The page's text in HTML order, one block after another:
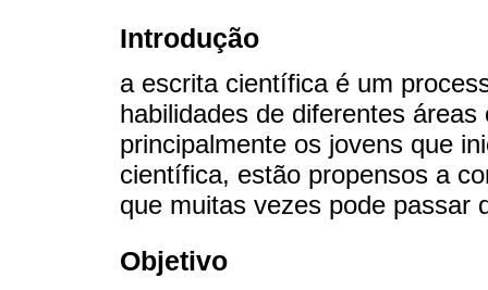
Introdução
a escrita científica é um
habilidades de diferentes
principalmente os jovens que
científica, estão propensos a
que muitas vezes pode passar
Objetivo